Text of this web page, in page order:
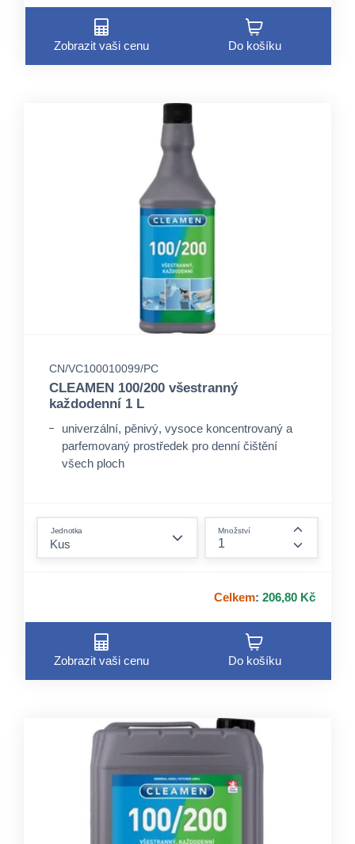
Zobrazit vaši cenu Do košíku
CN/VC100010099/PC
CLEAMEN 100/200 všestranný
každodenní 1 L
univerzální, pěnivý, vysoce koncentrovaný a
parfemovaný prostředek pro denní čištění
všech ploch
Jednotka Množství
Celkem: 206,80 Kč
Zobrazit vaši cenu Do košíku